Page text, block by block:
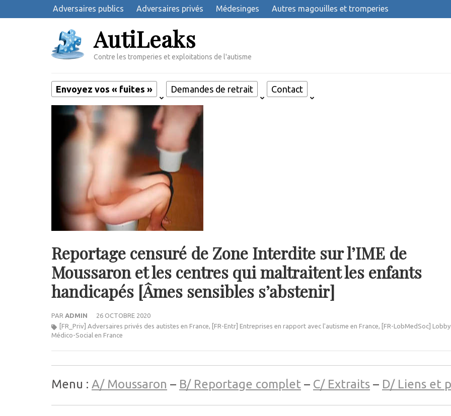
au
Adversaires publics Adversaires privés Médesinges Autres magouilles et tromperies
AutiLeaks
Contre les tromperies et exploitations de l'autisme
Envoyez vos « fuites » Demandes de retrait Contact
Reportage censuré de Zone Interdite sur l’IME de
Moussaron et les centres qui maltraitent les enfants
handicapés [Âmes sensibles s’abstenir]
PAR ADMIN
26 OCTOBRE 2020
[FR_Priv] Adversaires privés des autistes en France, [FR-Entr] Entreprises en rapport avec l'autisme en France, [FR-LobMedSoc] Lobby
Médico-Social en France
Menu : A/ Moussaron – B/ Reportage complet – C/ Extraits – D/ Liens et